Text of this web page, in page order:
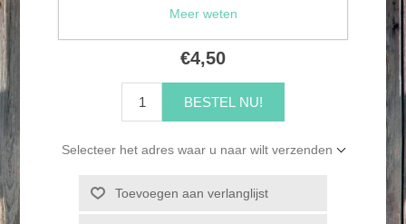
€4,50
BESTEL NU!
Selecteer het adres waar u naar wilt verzenden
Toevoegen aan verlanglijst
Meer weten